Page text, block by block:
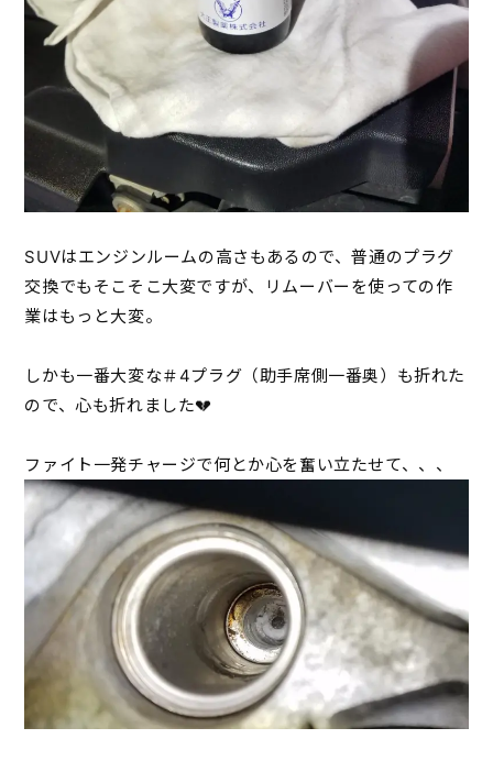
SUVはエンジンルームの高さもあるので、普通のプラグ
交換でもそこそこ大変ですが、リムーバーを使っての作
業はもっと大変。
しかも一番大変な＃4プラグ（助手席側一番奥）も折れた
ので、心も折れました💔
ファイト一発チャージで何とか心を奮い立たせて、、、